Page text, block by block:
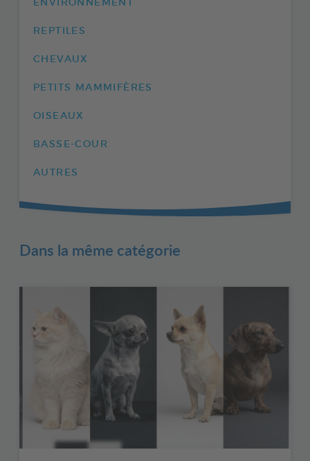
ENVIRONNEMENT
REPTILES
CHEVAUX
PETITS MAMMIFÈRES
OISEAUX
BASSE-COUR
AUTRES
Dans la même catégorie